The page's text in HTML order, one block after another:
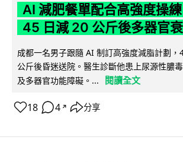
AI 減肥餐單配合高強度操
45 日減 20 公斤後多器官
成都一名男子跟隨 AI 制訂高強度減脂計劃
公斤後昏迷送院。醫生診斷他患上尿源性膿
及多器官功能障礙。...
閱讀全文
18 4 ↗ 分享